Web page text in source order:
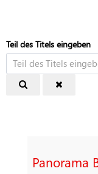
Teil des Titels eingeben
Panorama